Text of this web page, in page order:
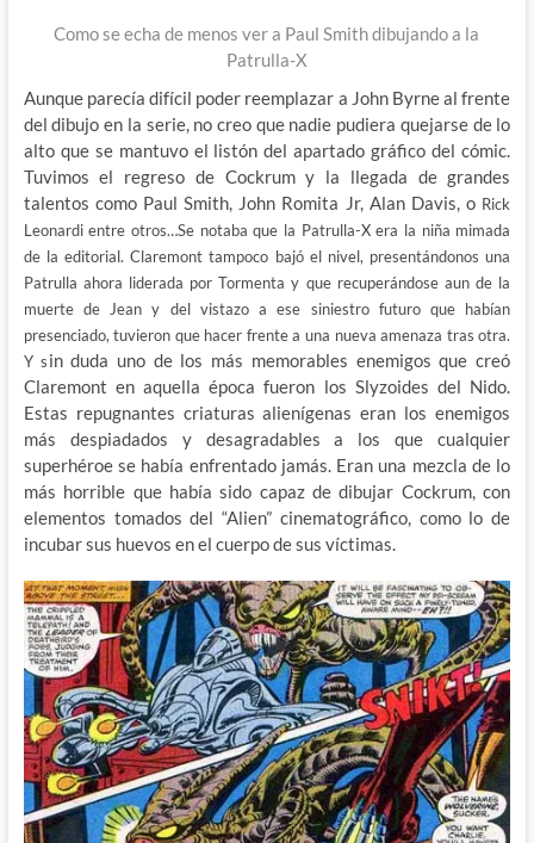
Como se echa de menos ver a Paul Smith dibujando a la
Patrulla-X
Aunque parecía difícil poder reemplazar a John Byrne al frente
del dibujo en la serie, no creo que nadie pudiera quejarse de lo
alto que se mantuvo el listón del apartado gráfico del cómic.
Tuvimos el regreso de Cockrum y la llegada de grandes
talentos como Paul Smith, John Romita Jr, Alan Davis, o Rick
Leonardi entre otros…Se notaba que la Patrulla-X era la niña mimada
de la editorial. Claremont tampoco bajó el nivel, presentándonos una
Patrulla ahora liderada por Tormenta y que recuperándose aun de la
muerte de Jean y del vistazo a ese siniestro futuro que habían
presenciado, tuvieron que hacer frente a una nueva amenaza tras otra.
Y sin duda uno de los más memorables enemigos que creó
Claremont en aquella época fueron los Slyzoides del Nido.
Estas repugnantes criaturas alienígenas eran los enemigos
más despiadados y desagradables a los que cualquier
superhéroe se había enfrentado jamás. Eran una mezcla de lo
más horrible que había sido capaz de dibujar Cockrum, con
elementos tomados del “Alien” cinematográfico, como lo de
incubar sus huevos en el cuerpo de sus víctimas.